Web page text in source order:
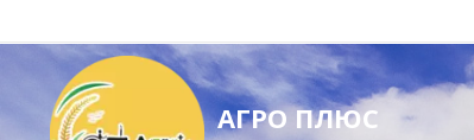
АГРО ПЛЮС